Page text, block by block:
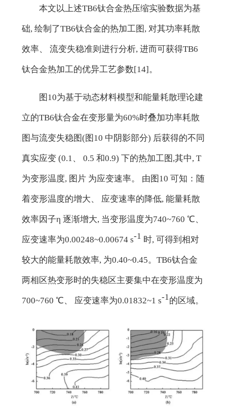
本文以上述TB6钛合金热压缩实验数据为基
础, 绘制了TB6钛合金的热加工图, 对其功率耗散
效率、 流变失稳准则进行分析, 进而可获得TB6
钛合金热加工的优异工艺参数[14]。
图10为基于动态材料模型和能量耗散理论建
立的TB6钛合金在变形量为60%时叠加功率耗散
图与流变失稳图(图10 中阴影部分) 后获得的不同
真实应变 (0.1、 0.5 和0.9) 下的热加工图,其中, T
为变形温度, 图片 为应变速率。 由图10 可知：随
着变形温度的增大、 应变速率的降低, 能量耗散
效率因子η 逐渐增大, 当变形温度为740~760 ℃、
应变速率为0.00248~0.00674 s-1 时, 可得到相对
较大的能量耗散效率, 为0.40~0.45。TB6钛合金
两相区热变形时的失稳区主要集中在变形温度为
700~760 ℃、 应变速率为0.01832~1 s-1 的区域。